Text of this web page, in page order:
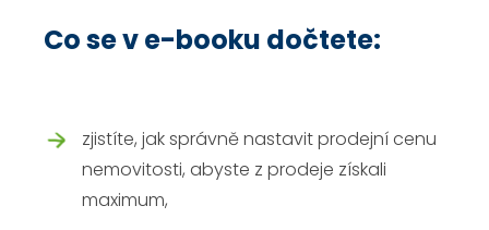
Co se v e-booku dočtete:
zjistíte, jak správně nastavit prodejní cenu
nemovitosti, abyste z prodeje získali
maximum,